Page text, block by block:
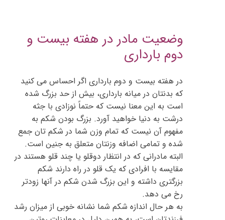
وضعیت مادر در هفته بیست و
دوم بارداری
در هفته بیست و دوم بارداری اگر احساس می کنید
که بدنتان در میانه بارداری، بیش از حد بزرگ شده
است به این معنا نیست که حتماً نوزادی با جثه
درشت به دنیا خواهید آورد. بزرگ بودن شکم به
مفهوم آن نیست که تمام وزن شما در شکم تان جمع
شده و تمامی اضافه وزنتان متعلق به جنین است.
البته مادرانی که در انتظار دوقلو یا چند قلو هستند در
مقایسه با افرادی که یک قلو در راه دارند شکم
بزرگتری داشته و این بزرگ شدن شکم در آنها زودتر
رخ می دهد.
به هر حال اندازه شکم شما نشانه خوبی از میزان رشد